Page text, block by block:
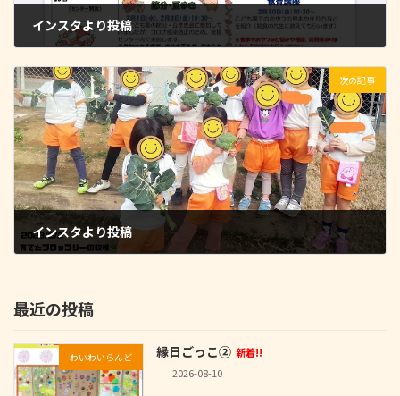
インスタより投稿
次の記事
インスタより投稿
最近の投稿
わいわいらんど 縁日ごっこ② 新着!!
2026-08-10